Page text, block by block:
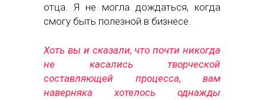
отца. Я не могла дождаться, когда
смогу быть полезной в бизнесе.
Хоть вы и сказали, что почти никогда
не касались творческой
составляющей процесса, вам
наверняка хотелось однажды